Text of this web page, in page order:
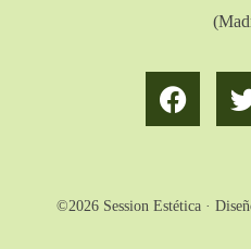
©2026 Session Estética ·